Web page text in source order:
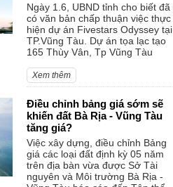
Ngày 1.6, UBND tỉnh cho biết đã
có văn bản chấp thuận việc thực
hiện dự án Fivestars Odyssey tại
TP.Vũng Tàu. Dự án tọa lạc tạo
165 Thùy Vân, Tp Vũng Tàu
Xem thêm
Điều chỉnh bảng giá sớm sẽ
khiến đất Bà Rịa - Vũng Tàu
tăng giá?
Việc xây dựng, điều chỉnh Bảng
giá các loại đất định kỳ 05 năm
trên địa bàn vừa được Sở Tài
nguyên và Môi trường Bà Rịa -